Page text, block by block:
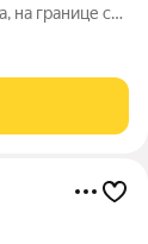
на границе с